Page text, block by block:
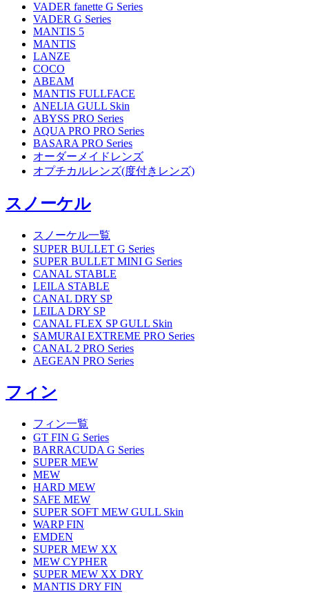
VADER fanette G Series
VADER G Series
MANTIS 5
MANTIS
LANZE
COCO
ABEAM
MANTIS FULLFACE
ANELIA GULL Skin
ABYSS PRO Series
AQUA PRO PRO Series
BASARA PRO Series
オーダーメイドレンズ
オプチカルレンズ(度付きレンズ)
スノーケル
スノーケル一覧
SUPER BULLET G Series
SUPER BULLET MINI G Series
CANAL STABLE
LEILA STABLE
CANAL DRY SP
LEILA DRY SP
CANAL FLEX SP GULL Skin
SAMURAI EXTREME PRO Series
CANAL 2 PRO Series
AEGEAN PRO Series
フィン
フィン一覧
GT FIN G Series
BARRACUDA G Series
SUPER MEW
MEW
HARD MEW
SAFE MEW
SUPER SOFT MEW GULL Skin
WARP FIN
EMDEN
SUPER MEW XX
MEW CYPHER
SUPER MEW XX DRY
MANTIS DRY FIN